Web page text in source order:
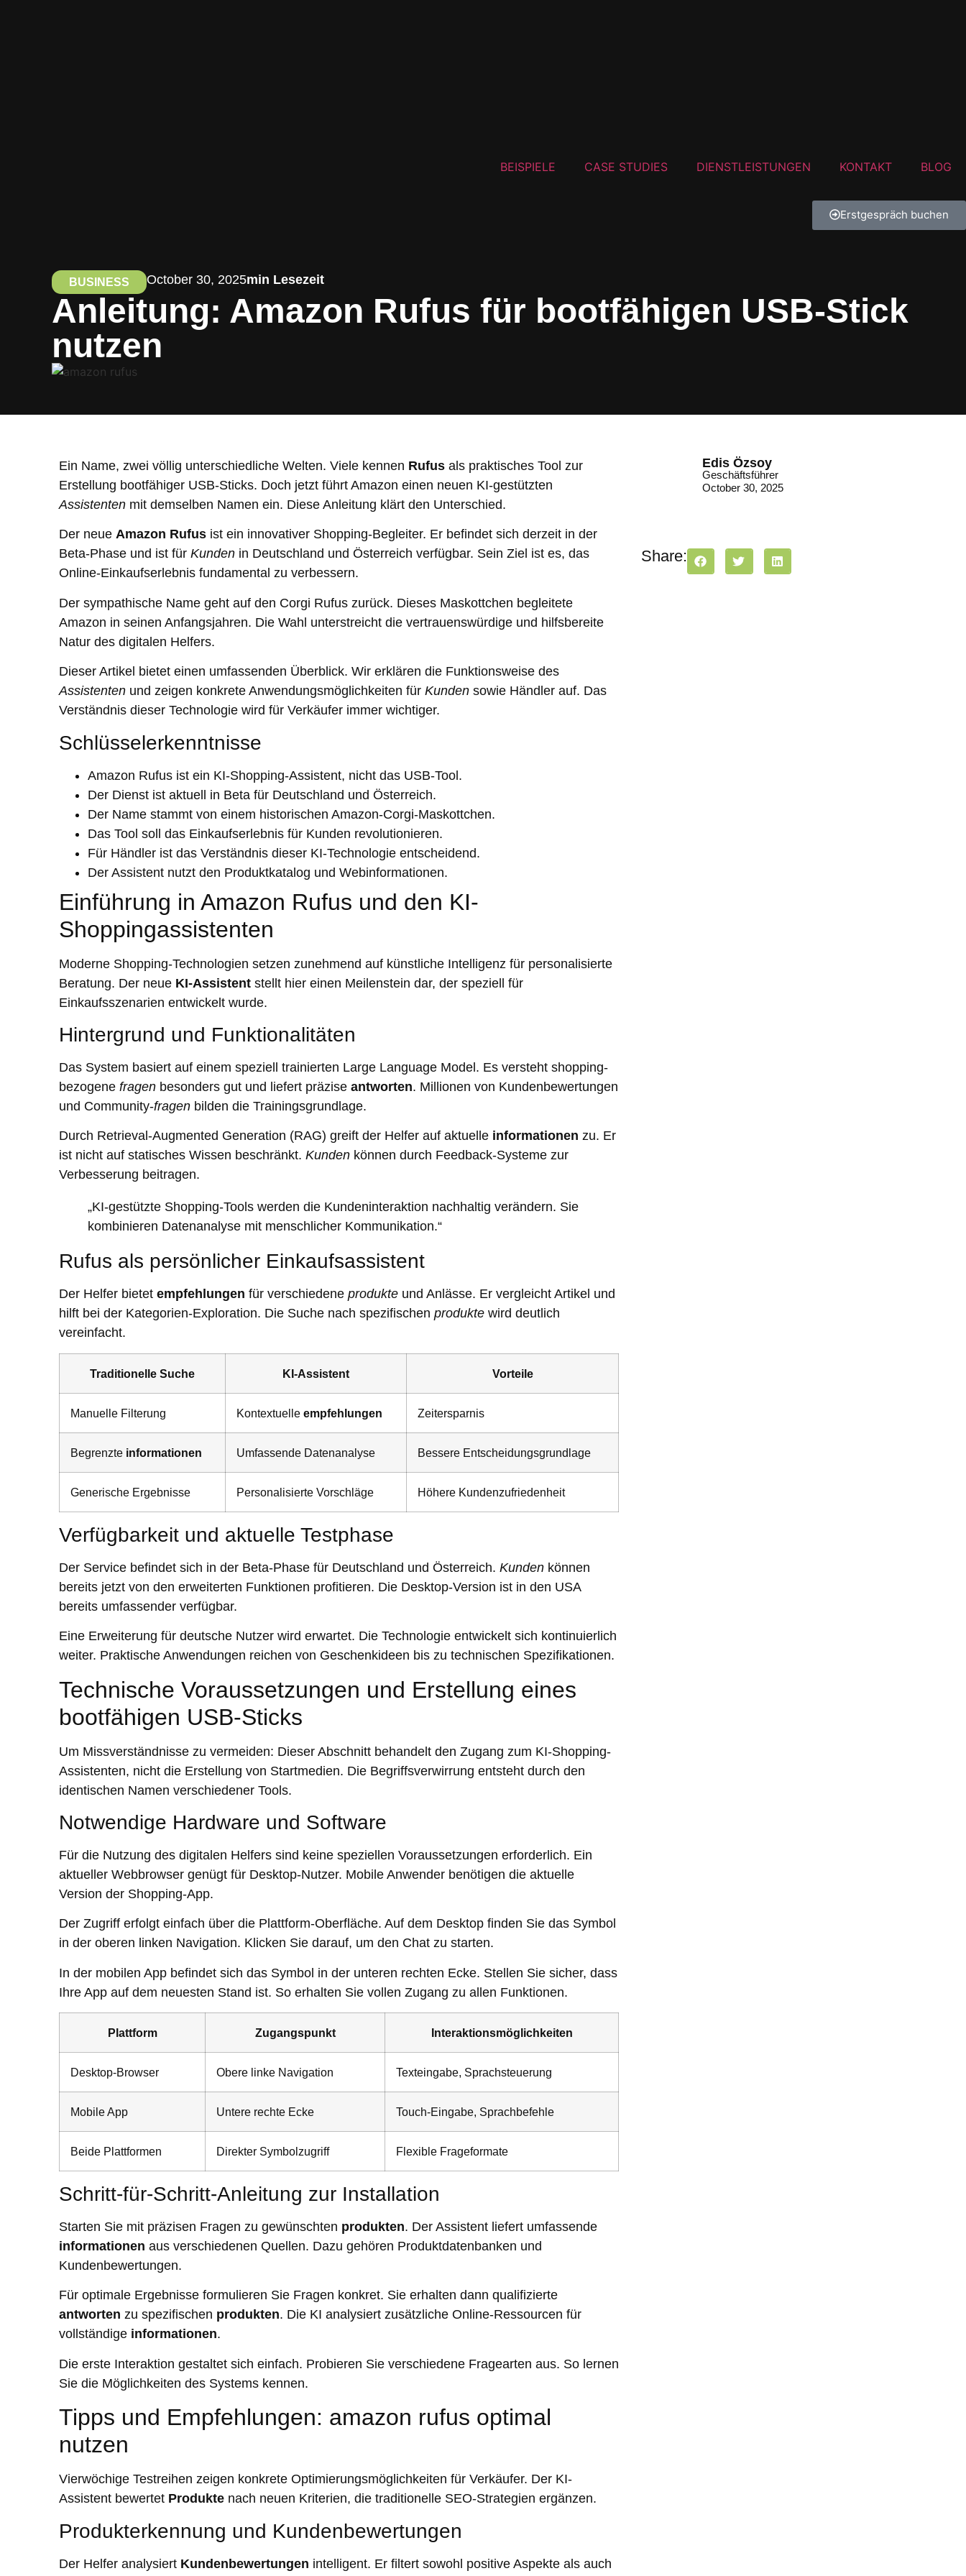
BEISPIELE CASE STUDIES DIENSTLEISTUNGEN KONTAKT BLOG
Erstgespräch buchen
BUSINESS October 30, 2025min Lesezeit
Anleitung: Amazon Rufus für bootfähigen USB-Stick
nutzen
Edis Özsoy
Geschäftsführer
October 30, 2025
Share:
Ein Name, zwei völlig unterschiedliche Welten. Viele kennen Rufus als praktisches Tool zur
Erstellung bootfähiger USB-Sticks. Doch jetzt führt Amazon einen neuen KI-gestützten
Assistenten mit demselben Namen ein. Diese Anleitung klärt den Unterschied.
Der neue Amazon Rufus ist ein innovativer Shopping-Begleiter. Er befindet sich derzeit in der
Beta-Phase und ist für Kunden in Deutschland und Österreich verfügbar. Sein Ziel ist es, das
Online-Einkaufserlebnis fundamental zu verbessern.
Der sympathische Name geht auf den Corgi Rufus zurück. Dieses Maskottchen begleitete
Amazon in seinen Anfangsjahren. Die Wahl unterstreicht die vertrauenswürdige und hilfsbereite
Natur des digitalen Helfers.
Dieser Artikel bietet einen umfassenden Überblick. Wir erklären die Funktionsweise des
Assistenten und zeigen konkrete Anwendungsmöglichkeiten für Kunden sowie Händler auf. Das
Verständnis dieser Technologie wird für Verkäufer immer wichtiger.
Schlüsselerkenntnisse
Amazon Rufus ist ein KI-Shopping-Assistent, nicht das USB-Tool.
Der Dienst ist aktuell in Beta für Deutschland und Österreich.
Der Name stammt von einem historischen Amazon-Corgi-Maskottchen.
Das Tool soll das Einkaufserlebnis für Kunden revolutionieren.
Für Händler ist das Verständnis dieser KI-Technologie entscheidend.
Der Assistent nutzt den Produktkatalog und Webinformationen.
Einführung in Amazon Rufus und den KI-
Shoppingassistenten
Moderne Shopping-Technologien setzen zunehmend auf künstliche Intelligenz für personalisierte
Beratung. Der neue KI-Assistent stellt hier einen Meilenstein dar, der speziell für
Einkaufsszenarien entwickelt wurde.
Hintergrund und Funktionalitäten
Das System basiert auf einem speziell trainierten Large Language Model. Es versteht shopping-
bezogene fragen besonders gut und liefert präzise antworten. Millionen von Kundenbewertungen
und Community-fragen bilden die Trainingsgrundlage.
Durch Retrieval-Augmented Generation (RAG) greift der Helfer auf aktuelle informationen zu. Er
ist nicht auf statisches Wissen beschränkt. Kunden können durch Feedback-Systeme zur
Verbesserung beitragen.
„KI-gestützte Shopping-Tools werden die Kundeninteraktion nachhaltig verändern. Sie
kombinieren Datenanalyse mit menschlicher Kommunikation.“
Rufus als persönlicher Einkaufsassistent
Der Helfer bietet empfehlungen für verschiedene produkte und Anlässe. Er vergleicht Artikel und
hilft bei der Kategorien-Exploration. Die Suche nach spezifischen produkte wird deutlich
vereinfacht.
Traditionelle Suche KI-Assistent Vorteile
Manuelle Filterung Kontextuelle empfehlungen Zeitersparnis
Begrenzte informationen Umfassende Datenanalyse Bessere Entscheidungsgrundlage
Generische Ergebnisse Personalisierte Vorschläge Höhere Kundenzufriedenheit
Verfügbarkeit und aktuelle Testphase
Der Service befindet sich in der Beta-Phase für Deutschland und Österreich. Kunden können
bereits jetzt von den erweiterten Funktionen profitieren. Die Desktop-Version ist in den USA
bereits umfassender verfügbar.
Eine Erweiterung für deutsche Nutzer wird erwartet. Die Technologie entwickelt sich kontinuierlich
weiter. Praktische Anwendungen reichen von Geschenkideen bis zu technischen Spezifikationen.
Technische Voraussetzungen und Erstellung eines
bootfähigen USB-Sticks
Um Missverständnisse zu vermeiden: Dieser Abschnitt behandelt den Zugang zum KI-Shopping-
Assistenten, nicht die Erstellung von Startmedien. Die Begriffsverwirrung entsteht durch den
identischen Namen verschiedener Tools.
Notwendige Hardware und Software
Für die Nutzung des digitalen Helfers sind keine speziellen Voraussetzungen erforderlich. Ein
aktueller Webbrowser genügt für Desktop-Nutzer. Mobile Anwender benötigen die aktuelle
Version der Shopping-App.
Der Zugriff erfolgt einfach über die Plattform-Oberfläche. Auf dem Desktop finden Sie das Symbol
in der oberen linken Navigation. Klicken Sie darauf, um den Chat zu starten.
In der mobilen App befindet sich das Symbol in der unteren rechten Ecke. Stellen Sie sicher, dass
Ihre App auf dem neuesten Stand ist. So erhalten Sie vollen Zugang zu allen Funktionen.
Plattform Zugangspunkt Interaktionsmöglichkeiten
Desktop-Browser Obere linke Navigation Texteingabe, Sprachsteuerung
Mobile App Untere rechte Ecke Touch-Eingabe, Sprachbefehle
Beide Plattformen Direkter Symbolzugriff Flexible Frageformate
Schritt-für-Schritt-Anleitung zur Installation
Starten Sie mit präzisen Fragen zu gewünschten produkten. Der Assistent liefert umfassende
informationen aus verschiedenen Quellen. Dazu gehören Produktdatenbanken und
Kundenbewertungen.
Für optimale Ergebnisse formulieren Sie Fragen konkret. Sie erhalten dann qualifizierte
antworten zu spezifischen produkten. Die KI analysiert zusätzliche Online-Ressourcen für
vollständige informationen.
Die erste Interaktion gestaltet sich einfach. Probieren Sie verschiedene Fragearten aus. So lernen
Sie die Möglichkeiten des Systems kennen.
Tipps und Empfehlungen: amazon rufus optimal
nutzen
Vierwöchige Testreihen zeigen konkrete Optimierungsmöglichkeiten für Verkäufer. Der KI-
Assistent bewertet Produkte nach neuen Kriterien, die traditionelle SEO-Strategien ergänzen.
Produkterkennung und Kundenbewertungen
Der Helfer analysiert Kundenbewertungen intelligent. Er filtert sowohl positive Aspekte als auch